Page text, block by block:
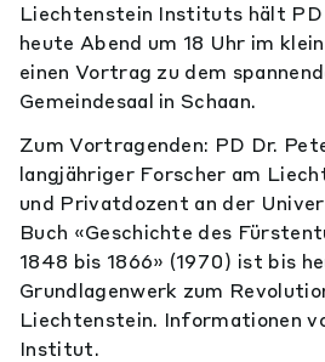
Liechtenstein Instituts hält PD
heute Abend um 18 Uhr im
einen Vortrag zu dem
Gemeindesaal in Schaan.
Zum Vortragenden: PD Dr.
langjähriger Forscher am
und Privatdozent an der
Buch «Geschichte des
1848 bis 1866» (1970) ist bis
Grundlagenwerk zum
Liechtenstein. Informationen
Institut.